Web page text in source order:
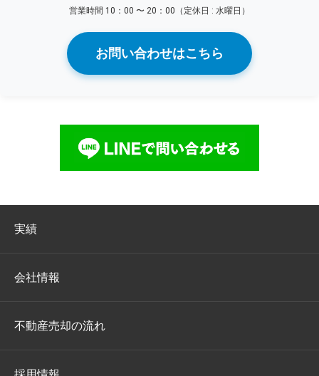
営業時間 10：00 〜 20：00（定休日 : 水曜日）
お問い合わせはこちら
実績
会社情報
不動産売却の流れ